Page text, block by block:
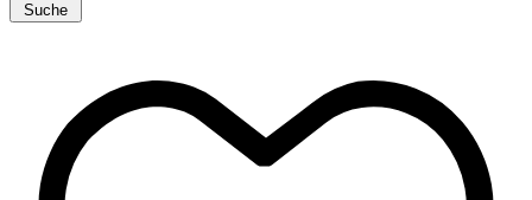
Suche